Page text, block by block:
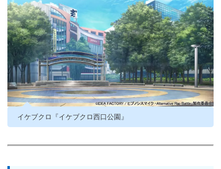
イケブクロ『イケブクロ西口公園』